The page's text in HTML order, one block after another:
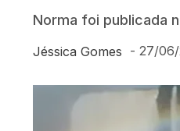
Norma foi publicada
Jéssica Gomes - 27/